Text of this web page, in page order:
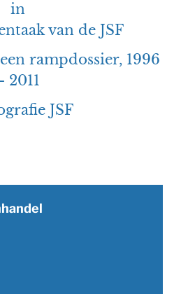
in
van de JSF
rampdossier, 1996
2011
JSF